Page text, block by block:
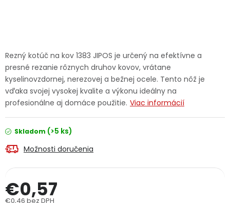
Servis náradia Hodnotenie obchodu
Doprava a platba Váš zákaznícky účet
Kontakty
Rezný kotúč na kov 1383 JIPOS je určený na efektívne a
presné rezanie rôznych druhov kovov, vrátane
kyselinovzdornej, nerezovej a bežnej ocele. Tento nôž je
vďaka svojej vysokej kvalite a výkonu ideálny na
profesionálne aj domáce použitie. Viac informácií
Skladom (>5 ks)
Možnosti doručenia
€0,57
€0,46 bez DPH